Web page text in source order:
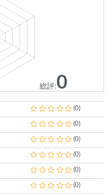
総評:0
(0)
(0)
(0)
(0)
(0)
(0)